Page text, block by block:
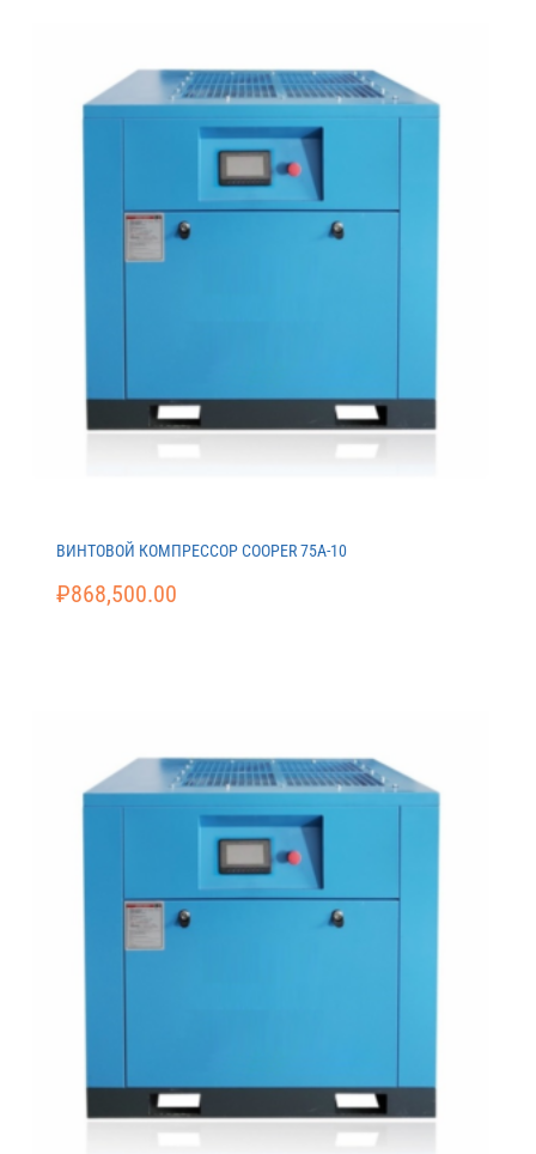
ВИНТОВОЙ КОМПРЕССОР COOPER 75A-10
₽868,500.00